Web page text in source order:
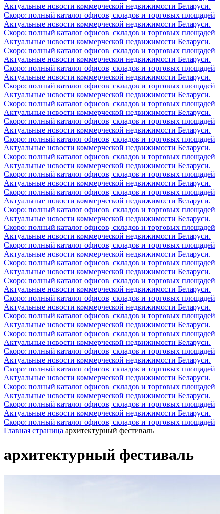
Актуальные новости коммерческой недвижимости Беларуси.
Скоро: полный каталог офисов, складов и торговых площадей
Актуальные новости коммерческой недвижимости Беларуси.
Скоро: полный каталог офисов, складов и торговых площадей
Актуальные новости коммерческой недвижимости Беларуси.
Скоро: полный каталог офисов, складов и торговых площадей
Актуальные новости коммерческой недвижимости Беларуси.
Скоро: полный каталог офисов, складов и торговых площадей
Актуальные новости коммерческой недвижимости Беларуси.
Скоро: полный каталог офисов, складов и торговых площадей
Актуальные новости коммерческой недвижимости Беларуси.
Скоро: полный каталог офисов, складов и торговых площадей
Актуальные новости коммерческой недвижимости Беларуси.
Скоро: полный каталог офисов, складов и торговых площадей
Актуальные новости коммерческой недвижимости Беларуси.
Скоро: полный каталог офисов, складов и торговых площадей
Актуальные новости коммерческой недвижимости Беларуси.
Скоро: полный каталог офисов, складов и торговых площадей
Актуальные новости коммерческой недвижимости Беларуси.
Скоро: полный каталог офисов, складов и торговых площадей
Актуальные новости коммерческой недвижимости Беларуси.
Скоро: полный каталог офисов, складов и торговых площадей
Актуальные новости коммерческой недвижимости Беларуси.
Скоро: полный каталог офисов, складов и торговых площадей
Актуальные новости коммерческой недвижимости Беларуси.
Скоро: полный каталог офисов, складов и торговых площадей
Актуальные новости коммерческой недвижимости Беларуси.
Скоро: полный каталог офисов, складов и торговых площадей
Актуальные новости коммерческой недвижимости Беларуси.
Скоро: полный каталог офисов, складов и торговых площадей
Актуальные новости коммерческой недвижимости Беларуси.
Скоро: полный каталог офисов, складов и торговых площадей
Актуальные новости коммерческой недвижимости Беларуси.
Скоро: полный каталог офисов, складов и торговых площадей
Актуальные новости коммерческой недвижимости Беларуси.
Скоро: полный каталог офисов, складов и торговых площадей
Актуальные новости коммерческой недвижимости Беларуси.
Скоро: полный каталог офисов, складов и торговых площадей
Актуальные новости коммерческой недвижимости Беларуси.
Скоро: полный каталог офисов, складов и торговых площадей
Актуальные новости коммерческой недвижимости Беларуси.
Скоро: полный каталог офисов, складов и торговых площадей
Актуальные новости коммерческой недвижимости Беларуси.
Скоро: полный каталог офисов, складов и торговых площадей
Актуальные новости коммерческой недвижимости Беларуси.
Скоро: полный каталог офисов, складов и торговых площадей
Актуальные новости коммерческой недвижимости Беларуси.
Скоро: полный каталог офисов, складов и торговых площадей
Главная страница архитектурный фестиваль
архитектурный фестиваль